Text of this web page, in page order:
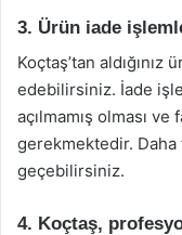
3. Ürün iade
Koçtaş’tan
edebilirsiniz. İade
açılmamış olması
gerekmektedir.
geçebilirsiniz.
4. Koçtaş,